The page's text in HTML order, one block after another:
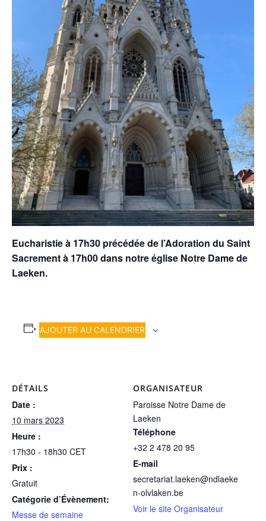
Eucharistie à 17h30 précédée de l’Adoration du Saint
Sacrement à 17h00 dans notre église Notre Dame de
Laeken.
AJOUTER AU CALENDRIER
DÉTAILS
Date :
10 mars 2023
Heure :
17h30 - 18h30 CET
Prix :
Gratuit
Catégorie d’Évènement:
Messe de semaine
ORGANISATEUR
Paroisse Notre Dame de
Laeken
Téléphone
+32 2 478 20 95
E-mail
secretariat.laeken@ndlaeke
n-olvlaken.be
Voir le site Organisateur